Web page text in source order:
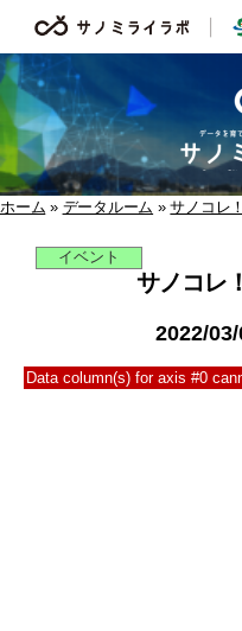
サ
ノ
ミ
ラ
イ
ラ
ボ
ホーム » データルーム »サノコレ！
イベント
サノコレ
2022/
Data column(s) for axis #0